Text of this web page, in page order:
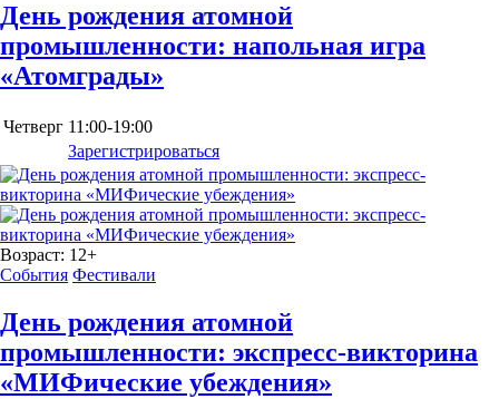
День рождения атомной
промышленности: напольная игра
«Атомграды»
Четверг 11:00-19:00
Зарегистрироваться
Возраст: 12+
События Фестивали
День рождения атомной
промышленности: экспресс-викторина
«МИФические убеждения»